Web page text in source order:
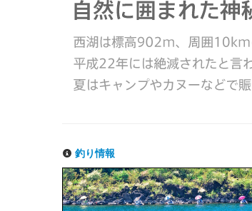
釣り情報